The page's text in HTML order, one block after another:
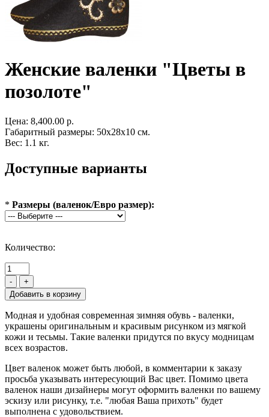
Женские валенки "Цветы в
позолоте"
Цена: 8,400.00 р.
Габаритный размеры: 50x28x10 см.
Вес: 1.1 кг.
Доступные варианты
* Размеры (валенок/Евро размер):
Количество:
- +
Модная и удобная современная зимняя обувь - валенки,
украшены оригинальным и красивым рисунком из мягкой
кожи и тесьмы. Такие валенки придутся по вкусу модницам
всех возрастов.
Цвет валенок может быть любой, в комментарии к заказу
просьба указывать интересующий Вас цвет. Помимо цвета
валенок наши дизайнеры могут оформить валенки по вашему
эскизу или рисунку, т.е. "любая Ваша прихоть" будет
выполнена с удовольствием.